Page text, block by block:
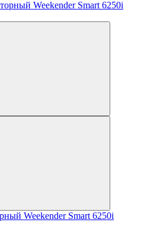
Weekender Smart 6250i